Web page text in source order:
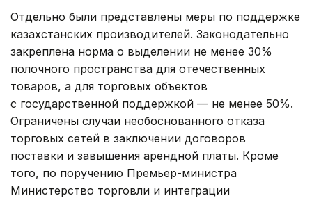
Отдельно были представлены меры по поддержке
казахстанских производителей. Законодательно
закреплена норма о выделении не менее 30%
полочного пространства для отечественных
товаров, а для торговых объектов
с государственной поддержкой — не менее 50%.
Ограничены случаи необоснованного отказа
торговых сетей в заключении договоров
поставки и завышения арендной платы. Кроме
того, по поручению Премьер-министра
Министерство торговли и интеграции